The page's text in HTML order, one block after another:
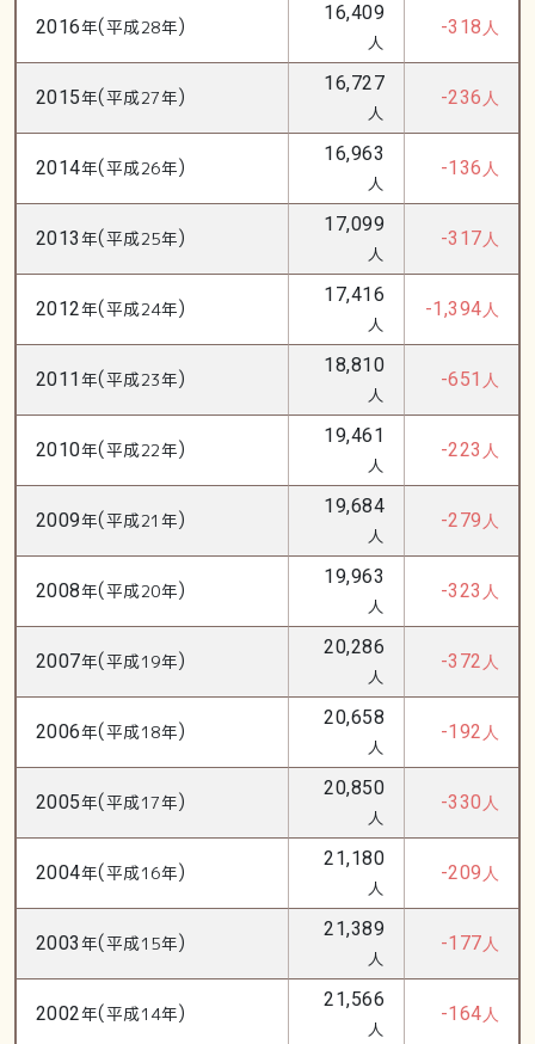
2016年(平成28年)
16,409
人
-318 人
2015年(平成27年)
16,727
人
-236 人
2014年(平成26年)
16,963
人
-136 人
2013年(平成25年)
17,099
人
-317人
2012年(平成24年)
17,416
人
-1,394人
2011 年(平成23年)
18,810
人
-651 人
2010年(平成22年)
19,461
人
-223 人
2009年(平成21年)
19,684
人
-279 人
2008年(平成20年)
19,963
人
-323 人
2007年(平成19年)
20,286
人
-372 人
2006年(平成18年)
20,658
人
-192 人
2005年(平成17年)
20,850
人
-330 人
2004年(平成16年)
21,180
人
-209 人
2003年(平成15年)
21,389
人
-177人
2002年(平成14年)
21,566
人
-164人